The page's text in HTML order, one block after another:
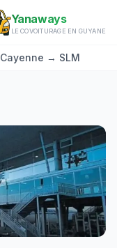
Yanaways
LE COVOITURAGE EN GUYANE
→ SLM